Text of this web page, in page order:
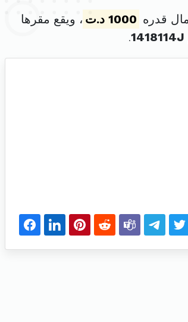
1000 د.ت
، ويقع مقرها
1418114J
.